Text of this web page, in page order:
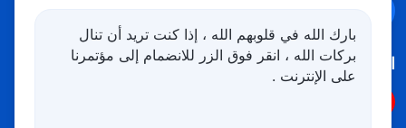
اتبعنا
بارك الله في قلوبهم الله ، إذا كنت تريد أن تنال
بركات الله ، انقر فوق الزر للانضمام إلى مؤتمرنا
على الإنترنت .